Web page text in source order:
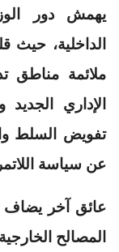
يهمش دور
الداخلية، حيث
ملائمة مناطق
الإداري
تفويض السلط
عن سياسة
عائق آخر يضاف
المصالح